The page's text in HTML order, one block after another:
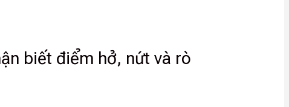
biết điểm hở, nứt và rò